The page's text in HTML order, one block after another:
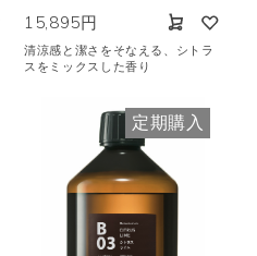
15,895円
清涼感と潔さをそなえる、シトラ
スをミックスした香り
定期購入